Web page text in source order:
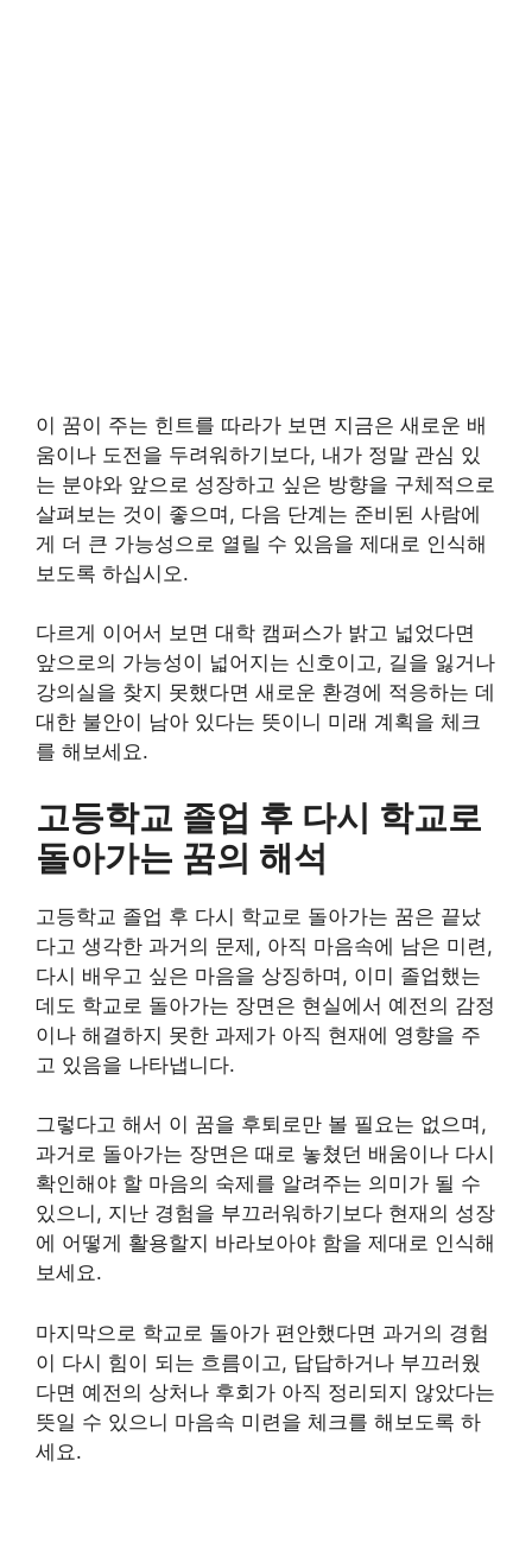
이 꿈이 주는 힌트를 따라가 보면 지금은 새로운 배
움이나 도전을 두려워하기보다, 내가 정말 관심 있
는 분야와 앞으로 성장하고 싶은 방향을 구체적으로
살펴보는 것이 좋으며, 다음 단계는 준비된 사람에
게 더 큰 가능성으로 열릴 수 있음을 제대로 인식해
보도록 하십시오.
다르게 이어서 보면 대학 캠퍼스가 밝고 넓었다면
앞으로의 가능성이 넓어지는 신호이고, 길을 잃거나
강의실을 찾지 못했다면 새로운 환경에 적응하는 데
대한 불안이 남아 있다는 뜻이니 미래 계획을 체크
를 해보세요.
고등학교 졸업 후 다시 학교로
돌아가는 꿈의 해석
고등학교 졸업 후 다시 학교로 돌아가는 꿈은 끝났
다고 생각한 과거의 문제, 아직 마음속에 남은 미련,
다시 배우고 싶은 마음을 상징하며, 이미 졸업했는
데도 학교로 돌아가는 장면은 현실에서 예전의 감정
이나 해결하지 못한 과제가 아직 현재에 영향을 주
고 있음을 나타냅니다.
그렇다고 해서 이 꿈을 후퇴로만 볼 필요는 없으며,
과거로 돌아가는 장면은 때로 놓쳤던 배움이나 다시
확인해야 할 마음의 숙제를 알려주는 의미가 될 수
있으니, 지난 경험을 부끄러워하기보다 현재의 성장
에 어떻게 활용할지 바라보아야 함을 제대로 인식해
보세요.
마지막으로 학교로 돌아가 편안했다면 과거의 경험
이 다시 힘이 되는 흐름이고, 답답하거나 부끄러웠
다면 예전의 상처나 후회가 아직 정리되지 않았다는
뜻일 수 있으니 마음속 미련을 체크를 해보도록 하
세요.